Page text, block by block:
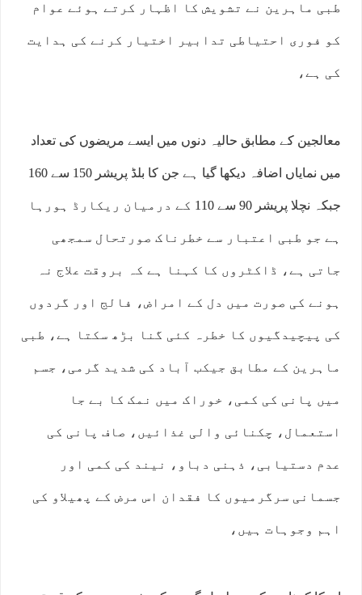
طبی ماہرین نے تشویش کا اظہار کرتے ہوئے عوام
کو فوری احتیاطی تدابیر اختیار کرنے کی ہدایت
کی ہے،
معالجین کے مطابق حالیہ دنوں میں ایسے مریضوں کی تعداد
میں نمایاں اضافہ دیکھا گیا ہے جن کا بلڈ پریشر 150 سے 160
جبکہ نچلا پریشر 90 سے 110 کے درمیان ریکارڈ ہورہا
ہے جو طبی اعتبار سے خطرناک صورتحال سمجھی
جاتی ہے، ڈاکٹروں کا کہنا ہے کہ بروقت علاج نہ
ہونے کی صورت میں دل کے امراض، فالج اور گردوں
کی پیچیدگیوں کا خطرہ کئی گنا بڑھ سکتا ہے، طبی
ماہرین کے مطابق جیکب آباد کی شدید گرمی، جسم
میں پانی کی کمی، خوراک میں نمک کا بے جا
استعمال، چکنائی والی غذائیں، صاف پانی کی
عدم دستیابی، ذہنی دباو، نیند کی کمی اور
جسمانی سرگرمیوں کا فقدان اس مرض کے پھیلاو کی
اہم وجوہات ہیں،